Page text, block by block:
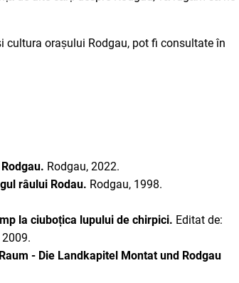
cultura orașului Rodgau, pot fi consultate în
Rodgau, 2022.
râului Rodau. Rodgau, 1998.
la ciuboțica lupului de chirpici. Editat de:
- Die Landkapitel Montat und Rodgau